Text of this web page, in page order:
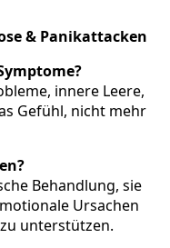
& Panikattacken
innere Leere,
Gefühl, nicht mehr
Behandlung, sie
Ursachen
unterstützen.